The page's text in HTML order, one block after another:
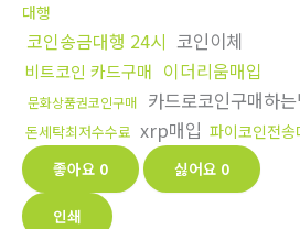
대행
코인송금대행 24시 코인이체
비트코인 카드구매 이더리움매입
문화상품권코인구매 카드로코인구매하는
돈세탁최저수수료 xrp매입 파이코인전송
좋아요 0 싫어요 0
인쇄